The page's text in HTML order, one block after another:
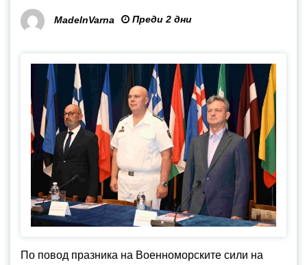
MadeInVarna Преди 2 дни
По повод празника на Военноморските сили на